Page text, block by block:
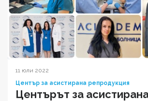
11 юли 2022
Център за асистирана репродукция
Центърът за